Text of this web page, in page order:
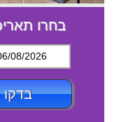
בחרו
08/2026
בדקו